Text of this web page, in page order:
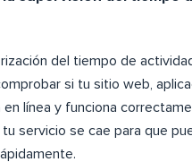
del tiempo de
si tu sitio web,
línea y funciona
servicio se cae para que